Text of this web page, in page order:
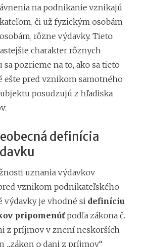
na podnikanie vznikajú
či už fyzickým osobám
rôzne výdavky. Tieto
charakter rôznych
sa pozrieme na to, ako sa tieto
ešte pred vznikom samotného
posudzujú z hľadiska
definícia
uznania výdavkov
vznikom podnikateľského
výdavky je vhodné si definíciu
pripomenúťpodľa zákona č.
z príjmov v znení neskorších
„zákon o dani z príjmov“